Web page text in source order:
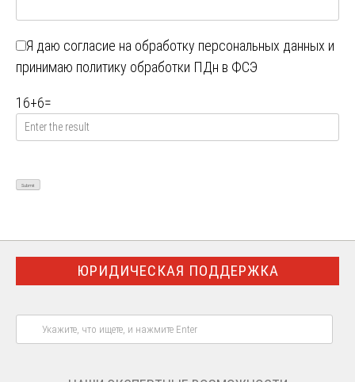
Я даю согласие на обработку персональных данных и
принимаю политику обработки ПДн в ФСЭ
16+6=
ЮРИДИЧЕСКАЯ ПОДДЕРЖКА